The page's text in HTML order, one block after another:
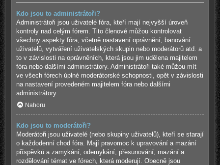
Kdo jsou to administrátoři?
Administrátoři jsou uživatelé fóra, kteří mají nejvyšší úroveň
kontroly nad celým fórem. Tito členové můžou kontrolovat
všechny aspekty fóra, včetně nastavení oprávnění, banování
uživatelů, vytváření uživatelských skupin nebo moderátorů atd. a
to v závislosti na oprávněních, která jsou jim udělena majitelem
fóra nebo dalšími administrátory. Administrátoři také můžou mít
ve všech fórech úplné moderátorské schopnosti, opět v závislosti
na nastavení provedeném majitelem fóra nebo dalšími
administrátory.
Nahoru
Kdo jsou to moderátoři?
Moderátoři jsou uživatelé (nebo skupiny uživatelů), kteří se starají
o každodenní chod fóra. Mají pravomoc k upravování a mazání
příspěvků a zamykání, odemykání, přesunování, mazání a
rozdělování témat ve fórech, která moderují. Obecně jsou